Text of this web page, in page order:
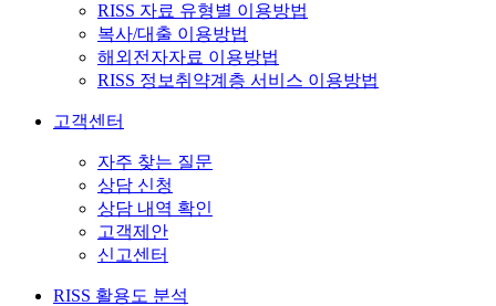
RISS 자료 유형별 이용방법
복사/대출 이용방법
해외전자자료 이용방법
RISS 정보취약계층 서비스 이용방법
고객센터
자주 찾는 질문
상담 신청
상담 내역 확인
고객제안
신고센터
RISS 활용도 분석